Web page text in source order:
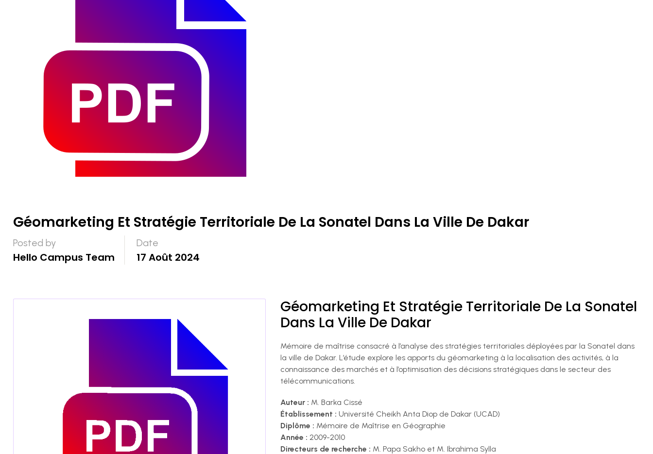
Géomarketing Et Stratégie Territoriale De La Sonatel Dans La Ville De Dakar
Posted by
Hello Campus Team
Date
17 Août 2024
Géomarketing Et Stratégie Territoriale De La Sonatel
Dans La Ville De Dakar
Mémoire de maîtrise consacré à l’analyse des stratégies territoriales déployées par la Sonatel dans
la ville de Dakar. L’étude explore les apports du géomarketing à la localisation des activités, à la
connaissance des marchés et à l’optimisation des décisions stratégiques dans le secteur des
télécommunications.
Auteur : M. Barka Cissé
Établissement : Université Cheikh Anta Diop de Dakar (UCAD)
Diplôme : Mémoire de Maîtrise en Géographie
Année : 2009-2010
Directeurs de recherche : M. Papa Sakho et M. Ibrahima Sylla